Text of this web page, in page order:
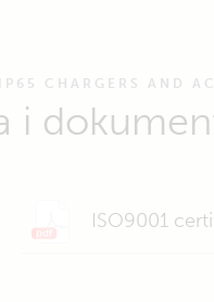
CHARGERS AND
i
ISO9001